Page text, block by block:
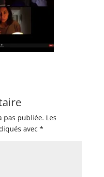
pas publiée. Les
avec *